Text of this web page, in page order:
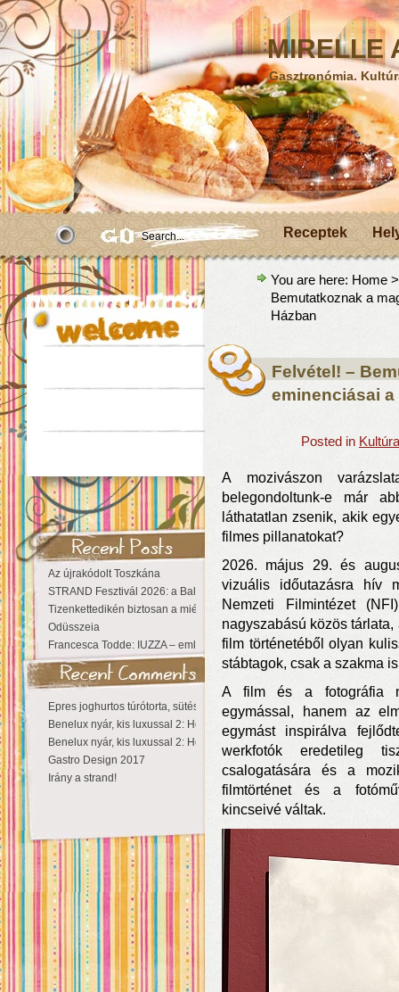
MIRELLE
Gasztronómia.
Receptek
Az újrakódolt Toszkána
STRAND Fesztivál 2026: a Balaton partján a nyár még tart!
Tizenkettedikén biztosan a miénk a Sziget!
Odüsszeia
Francesca Todde: IUZZA – emlékezet, táj és irodalom találkozása a Mai
Epres joghurtos túrótorta, sütés nélkül
Benelux nyár, kis luxussal 2: Hollandia
Benelux nyár, kis luxussal 2: Hollandia
Gastro Design 2017
Irány a strand!
You are here: Home
Bemutatkoznak a
Házban
Felvétel! –
eminenciásai a
Posted in
A mozivászon
belegondoltunk-e már
láthatatlan zsenik, akik
filmes pillanatokat?
2026. május 29. és
vizuális időutazásra hív
Nemzeti Filmintézet
nagyszabású közös
film történetéből olyan
stábtagok, csak a szakma
A film és a fotográfia
egymással, hanem az
egymást inspirálva
werkfotók eredetileg
csalogatására és a
filmtörténet és a
kincseivé váltak.